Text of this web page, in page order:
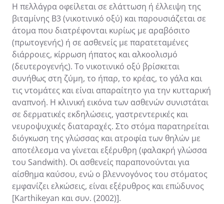
Η πελλάγρα οφείλεται σε ελάττωση ή έλλειψη της
βιταμίνης Β3 (νικοτινικό οξύ) και παρουσιάζεται σε
άτομα που διατρέφονται κυρίως με αραβόσιτο
(πρωτογενής) ή σε ασθενείς με παρατεταμένες
διάρροιες, κίρρωση ήπατος και αλκοολισμό
(δευτερογενής). Το νικοτινικό οξύ βρίσκεται
συνήθως στη ζύμη, το ήπαρ, το κρέας, το γάλα και
τις ντομάτες και είναι απαραίτητο για την κυτταρική
αναπνοή. Η κλινική εικόνα των ασθενών συνιστάται
σε δερματικές εκδηλώσεις, γαστρεντερικές και
νευροψυχικές διαταραχές. Στο στόμα παρατηρείται
διόγκωση της γλώσσας και ατροφία των θηλών με
αποτέλεσμα να γίνεται εξέρυθρη (φαλακρή γλώσσα
του Sandwith). Οι ασθενείς παραπονούνται για
αίσθημα καύσου, ενώ ο βλεννογόνος του στόματος
εμφανίζει ελκώσεις, είναι εξέρυθρος και επώδυνος
[Karthikeyan και συν. (2002)].